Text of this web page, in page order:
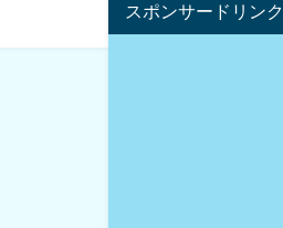
スポンサードリンク